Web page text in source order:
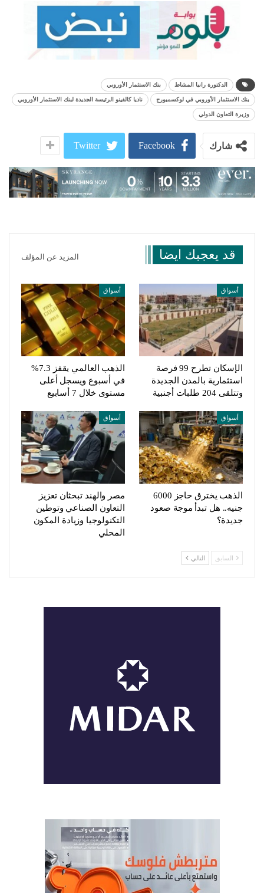
الدكتورة رانيا المشاط بنك الاستثمار الأوروبي
بنك الاستثمار الأوروبي في لوكسمبورج ناديا كالفينو الرئيسة الجديدة لبنك الاستثمار الأوروبي
وزيرة التعاون الدولي
شارك Facebook
Twitter
قد يعجبك ايضا المزيد عن المؤلف
أسواق
الإسكان تطرح 99 فرصة
استثمارية بالمدن الجديدة
وتتلقى 204 طلبات أجنبية
أسواق
الذهب العالمي يقفز 7.3%
في أسبوع ويسجل أعلى
مستوى خلال 7 أسابيع
أسواق
الذهب يخترق حاجز 6000
جنيه.. هل تبدأ موجة صعود
جديدة؟
أسواق
مصر والهند تبحثان تعزيز
التعاون الصناعي وتوطين
التكنولوجيا وزيادة المكون
المحلي
السابق التالي